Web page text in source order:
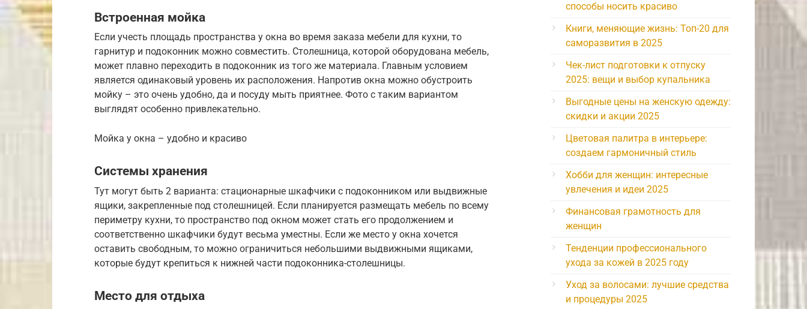
Встроенная мойка
Если учесть площадь пространства у окна во время заказа мебели для кухни, то
гарнитур и подоконник можно совместить. Столешница, которой оборудована мебель,
может плавно переходить в подоконник из того же материала. Главным условием
является одинаковый уровень их расположения. Напротив окна можно обустроить
мойку – это очень удобно, да и посуду мыть приятнее. Фото с таким вариантом
выглядят особенно привлекательно.
Мойка у окна – удобно и красиво
Системы хранения
Тут могут быть 2 варианта: стационарные шкафчики с подоконником или выдвижные
ящики, закрепленные под столешницей. Если планируется размещать мебель по всему
периметру кухни, то пространство под окном может стать его продолжением и
соответственно шкафчики будут весьма уместны. Если же место у окна хочется
оставить свободным, то можно ограничиться небольшими выдвижными ящиками,
которые будут крепиться к нижней части подоконника-столешницы.
Место для отдыха
способы носить красиво
Книги, меняющие жизнь: Топ-20 для
саморазвития в 2025
Чек-лист подготовки к отпуску
2025: вещи и выбор купальника
Выгодные цены на женскую одежду:
скидки и акции 2025
Цветовая палитра в интерьере:
создаем гармоничный стиль
Хобби для женщин: интересные
увлечения и идеи 2025
Финансовая грамотность для
женщин
Тенденции профессионального
ухода за кожей в 2025 году
Уход за волосами: лучшие средства
и процедуры 2025